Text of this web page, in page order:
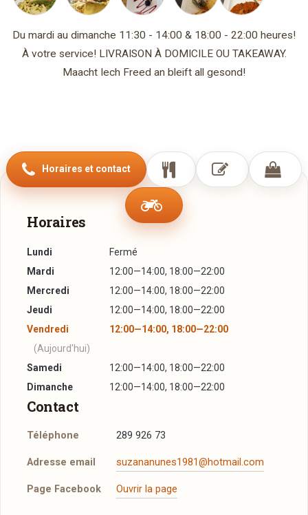
Du mardi au dimanche 11:30 - 14:00 & 18:00 - 22:00 heures!
À votre service! LIVRAISON À DOMICILE OU TAKEAWAY.
Maacht Iech Freed an bleift all gesond!
Horaires et contact
Horaires
Lundi
Fermé
Mardi
12:00—14:00, 18:00—22:00
Mercredi
12:00—14:00, 18:00—22:00
Jeudi
12:00—14:00, 18:00—22:00
Vendredi
12:00—14:00, 18:00—22:00
(Aujourd'hui)
Samedi
12:00—14:00, 18:00—22:00
Dimanche
12:00—14:00, 18:00—22:00
Contact
Téléphone 289 926 73
Adresse email suzananunes1981@hotmail.com
Page Facebook Ouvrir la page